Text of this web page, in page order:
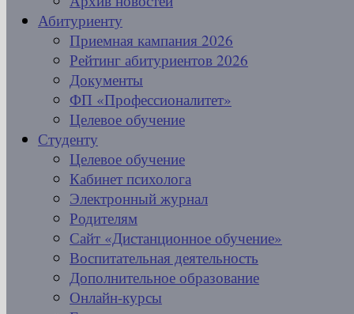
Абитуриенту
Приемная кампания 2026
Рейтинг абитуриентов 2026
Документы
ФП «Профессионалитет»
Целевое обучение
Студенту
Целевое обучение
Кабинет психолога
Электронный журнал
Родителям
Сайт «Дистанционное обучение»
Воспитательная деятельность
Дополнительное образование
Онлайн-курсы